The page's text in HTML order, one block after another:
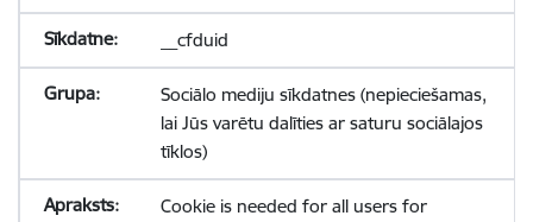
__cfduid
Sociālo mediju sīkdatnes (nepieciešamas,
lai Jūs varētu dalīties ar saturu sociālajos
tīklos)
Cookie is needed for all users for